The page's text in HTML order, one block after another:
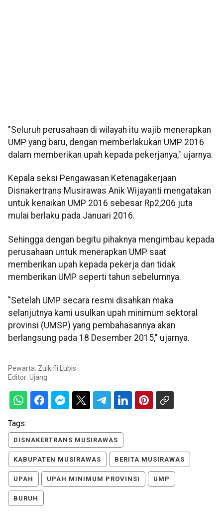
"Seluruh perusahaan di wilayah itu wajib menerapkan
UMP yang baru, dengan memberlakukan UMP 2016
dalam memberikan upah kepada pekerjanya," ujarnya.
Kepala seksi Pengawasan Ketenagakerjaan
Disnakertrans Musirawas Anik Wijayanti mengatakan
untuk kenaikan UMP 2016 sebesar Rp2,206 juta
mulai berlaku pada Januari 2016.
Sehingga dengan begitu pihaknya mengimbau kepada
perusahaan untuk menerapkan UMP saat
memberikan upah kepada pekerja dan tidak
memberikan UMP seperti tahun sebelumnya.
"Setelah UMP secara resmi disahkan maka
selanjutnya kami usulkan upah minimum sektoral
provinsi (UMSP) yang pembahasannya akan
berlangsung pada 18 Desember 2015," ujarnya.
Pewarta: Zulkifli Lubis
Editor: Ujang
Tags:
DISNAKERTRANS MUSIRAWAS
KABUPATEN MUSIRAWAS BERITA MUSIRAWAS
UPAH UPAH MINIMUM PROVINSI UMP
BURUH